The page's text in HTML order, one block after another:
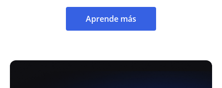
Aprende más